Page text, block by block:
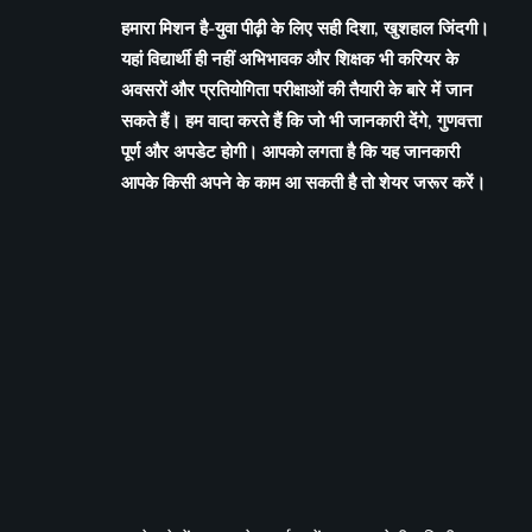
हमारा मिशन है-युवा पीढ़ी के लिए सही दिशा, खुशहाल जिंदगी।
यहां विद्यार्थी ही नहीं अभिभावक और शिक्षक भी करियर के
अवसरों और प्रतियोगिता परीक्षाओं की तैयारी के बारे में जान
सकते हैं। हम वादा करते हैं कि जो भी जानकारी देंगे, गुणवत्ता
पूर्ण और अपडेट होगी। आपको लगता है कि यह जानकारी
आपके किसी अपने के काम आ सकती है तो शेयर जरूर करें।